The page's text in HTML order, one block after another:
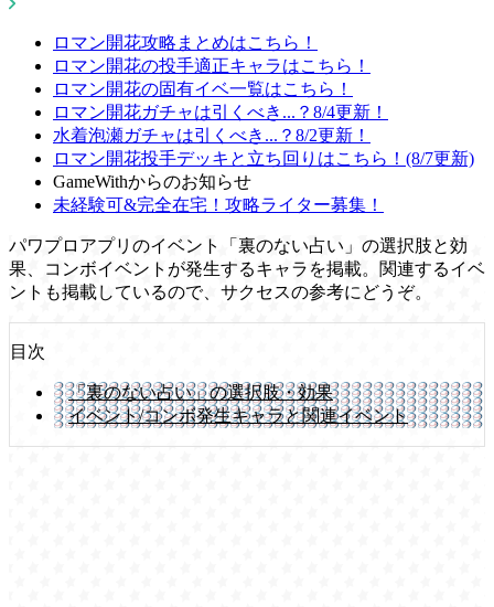
ロマン開花攻略まとめはこちら！
ロマン開花の投手適正キャラはこちら！
ロマン開花の固有イベ一覧はこちら！
ロマン開花ガチャは引くべき...？8/4更新！
水着泡瀬ガチャは引くべき...？8/2更新！
ロマン開花投手デッキと立ち回りはこちら！(8/7更新)
GameWithからのお知らせ
未経験可&完全在宅！攻略ライター募集！
パワプロアプリのイベント「裏のない占い」の選択肢と効
果、コンボイベントが発生するキャラを掲載。関連するイベ
ントも掲載しているので、サクセスの参考にどうぞ。
目次
「裏のない占い」の選択肢・効果
イベント/コンボ発生キャラと関連イベント